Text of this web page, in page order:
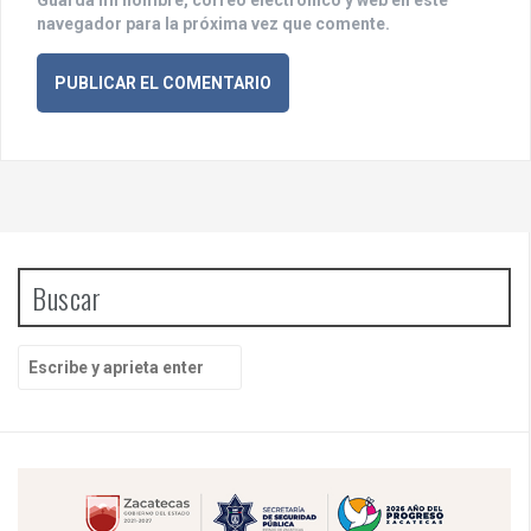
navegador para la próxima vez que comente.
Buscar